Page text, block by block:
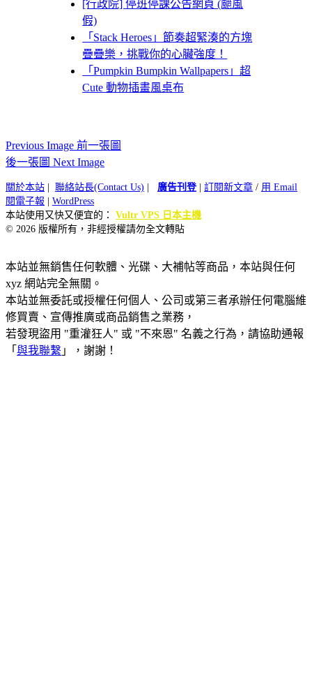
[行政院] 停班停課公告網頁 (颱風
假)
「Stack Heroes」節奏超緊湊的方塊
疊疊樂，挑戰你的心臟強度！
「Pumpkin Bumpkin Wallpapers」超
Cute 動物插畫風桌布
Previous Image 前一張圖
後一張圖 Next Image
關於本站 聯絡站長(Contact Us) 廣告刊登| 訂閱新文章 / 用 Email
閱電子報
WordPress
本站使用又快又便宜的： Vultr VPS 日本主機
© 2026 版權所有，非經授權請勿全文轉貼
本站並無銷售任何軟體、光碟、大補帖等商品，本站與任何
xyz 網站完全無關。
本站並無委託或授權任何個人、公司或第三者承辦任何電腦維
修買賣、宣傳推廣或商品銷售之業務，
若發現盜用 "重灌狂人" 或 "不來恩" 名義之行為，請協助通報
「 與我聯繫 」，謝謝！